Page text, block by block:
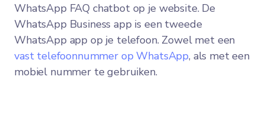
WhatsApp FAQ chatbot op je website. De
WhatsApp Business app is een tweede
WhatsApp app op je telefoon. Zowel met een
vast telefoonnummer op WhatsApp, als met een
mobiel nummer te gebruiken.